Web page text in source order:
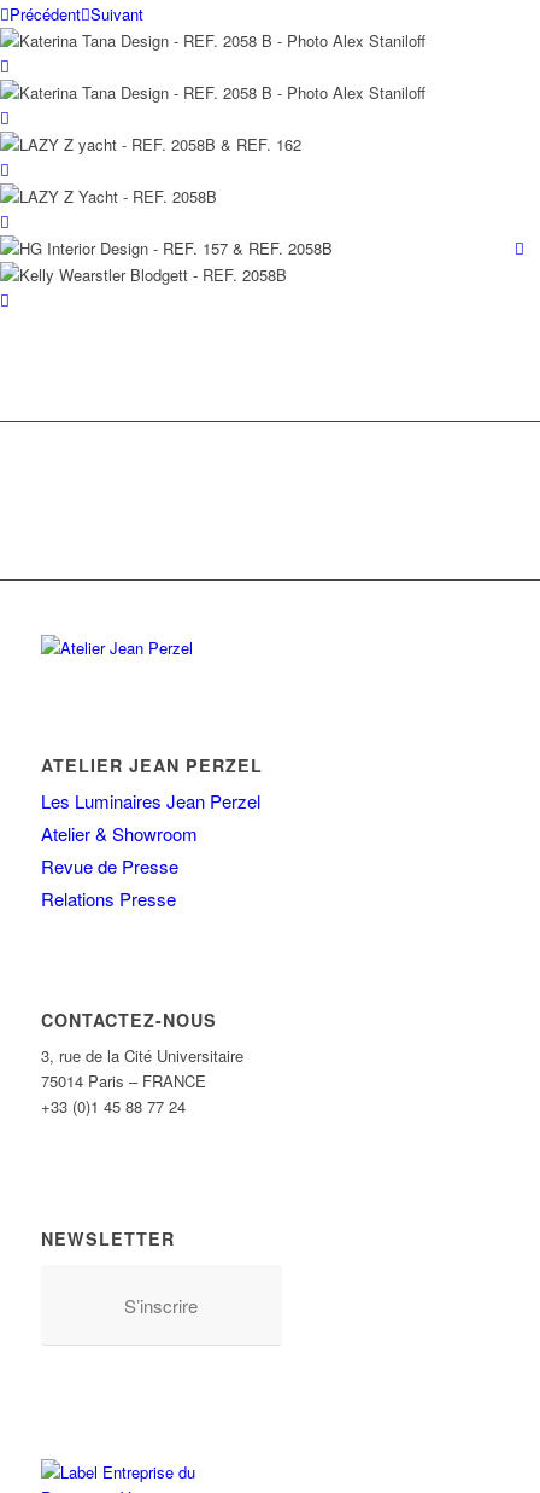
Précédent Suivant
ATELIER JEAN PERZEL
Les Luminaires Jean Perzel
Atelier & Showroom
Revue de Presse
Relations Presse
CONTACTEZ-NOUS
3, rue de la Cité Universitaire
75014 Paris – FRANCE
+33 (0)1 45 88 77 24
NEWSLETTER
S’inscrire